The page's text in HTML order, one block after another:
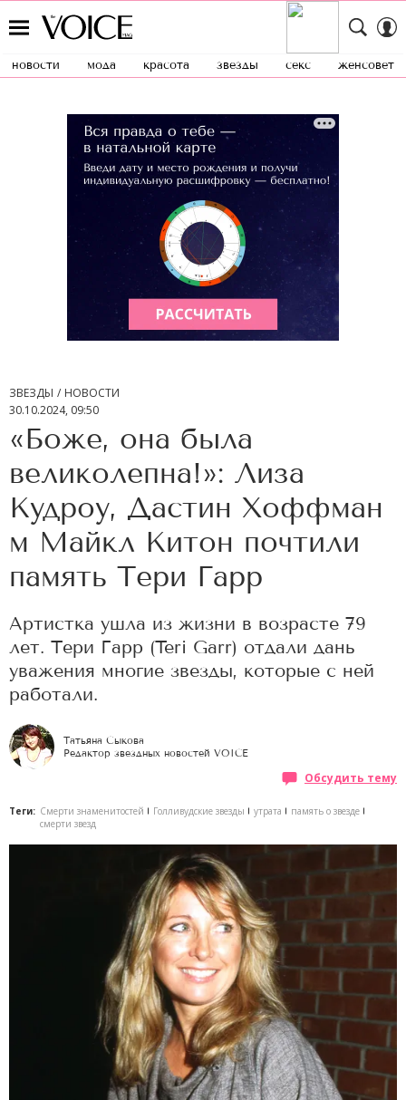
новости мода красота звезды секс женсовет
ЗВЕЗДЫ
НОВОСТИ
30.10.2024, 09:50
«Боже, она была
великолепна!»: Лиза
Кудроу, Дастин Хоффман
м Майкл Китон почтили
память Тери Гарр
Артистка ушла из жизни в возрасте 79
лет. Тери Гарр (Teri Garr) отдали дань
уважения многие звезды, которые с ней
работали.
Татьяна Сыкова
Редактор звездных новостей VOICE
Обсудить тему
Теги: Смерти знаменитостей Голливудские звезды утрата
память о звезде
смерти звезд